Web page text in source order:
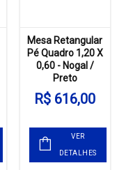
Mesa Retangular
Pé Quadro 1,20 X
0,60 - Nogal /
Preto
R$ 616,00
VER
DETALHES